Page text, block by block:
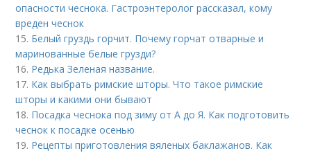
опасности чеснока. Гастроэнтеролог рассказал, кому
вреден чеснок
15. Белый груздь горчит. Почему горчат отварные и
маринованные белые грузди?
16. Редька Зеленая название.
17. Как выбрать римские шторы. Что такое римские
шторы и какими они бывают
18. Посадка чеснока под зиму от А до Я. Как подготовить
чеснок к посадке осенью
19. Рецепты приготовления вяленых баклажанов. Как